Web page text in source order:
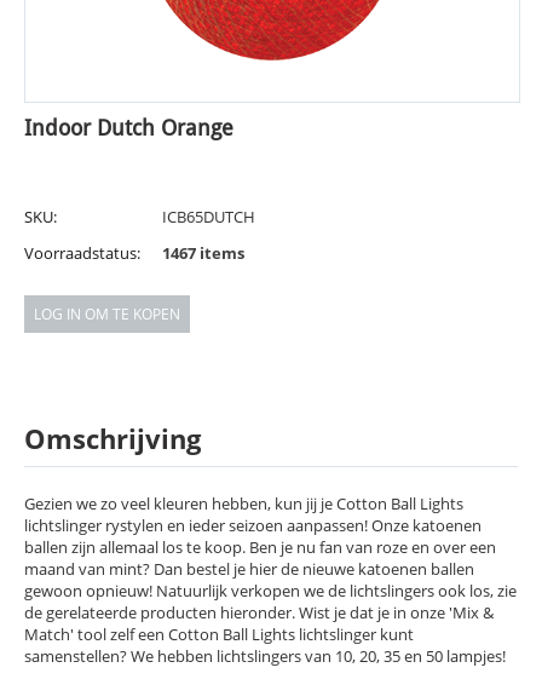
Indoor Dutch Orange
SKU:
ICB65DUTCH
Voorraadstatus:
1467 items
LOG IN OM TE KOPEN
Omschrijving
Gezien we zo veel kleuren hebben, kun jij je Cotton Ball Lights
lichtslinger rystylen en ieder seizoen aanpassen! Onze katoenen
ballen zijn allemaal los te koop. Ben je nu fan van roze en over een
maand van mint? Dan bestel je hier de nieuwe katoenen ballen
gewoon opnieuw! Natuurlijk verkopen we de lichtslingers ook los, zie
de gerelateerde producten hieronder. Wist je dat je in onze 'Mix &
Match' tool zelf een Cotton Ball Lights lichtslinger kunt
samenstellen? We hebben lichtslingers van 10, 20, 35 en 50 lampjes!